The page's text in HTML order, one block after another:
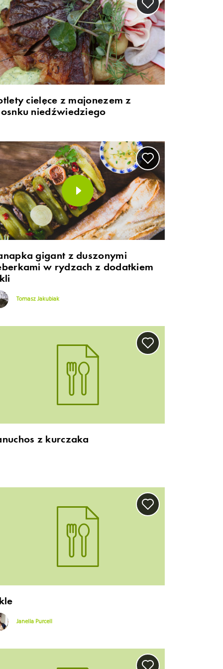
cielęce z majonezem z
niedźwiedziego
gigant z duszonymi
w rydzach z dodatkiem
Tomasz Jakubiak
z kurczaka
Janella Purcell